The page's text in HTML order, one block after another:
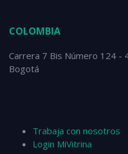
COLOMBIA
Carrera 7 Bis Número 124 -
Bogotá
Trabaja con nosotros
Login MiVitrina